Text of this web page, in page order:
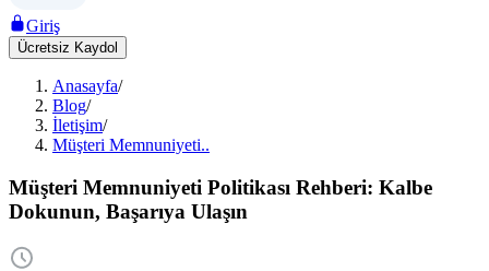
Giriş
Ücretsiz Kaydol
Anasayfa/
Blog/
İletişim/
Müşteri Memnuniyeti..
Müşteri Memnuniyeti Politikası Rehberi: Kalbe
Dokunun, Başarıya Ulaşın